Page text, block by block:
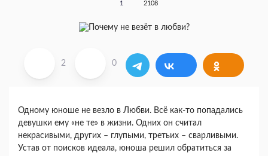
1 2108
2 0
Одному юноше не везло в Любви. Всё как-то попадались
девушки ему «не те» в жизни. Одних он считал
некрасивыми, других – глупыми, третьих – сварливыми.
Устав от поисков идеала, юноша решил обратиться за